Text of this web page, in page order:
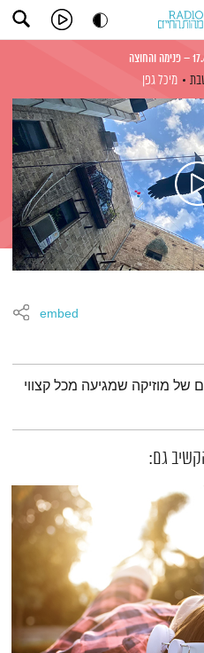
מיכל גפן
embed
של מוזיקה שמגיעה מכל קצווי
גם: